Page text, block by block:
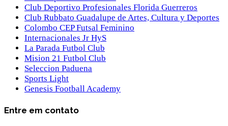
Club Deportivo Profesionales Florida Guerreros
Club Rubbato Guadalupe de Artes, Cultura y Deportes
Colombo CEP Futsal Feminino
Internacionales Jr HyS
La Parada Futbol Club
Mision 21 Futbol Club
Seleccion Paduena
Sports Light
Genesis Football Academy
Entre em contato